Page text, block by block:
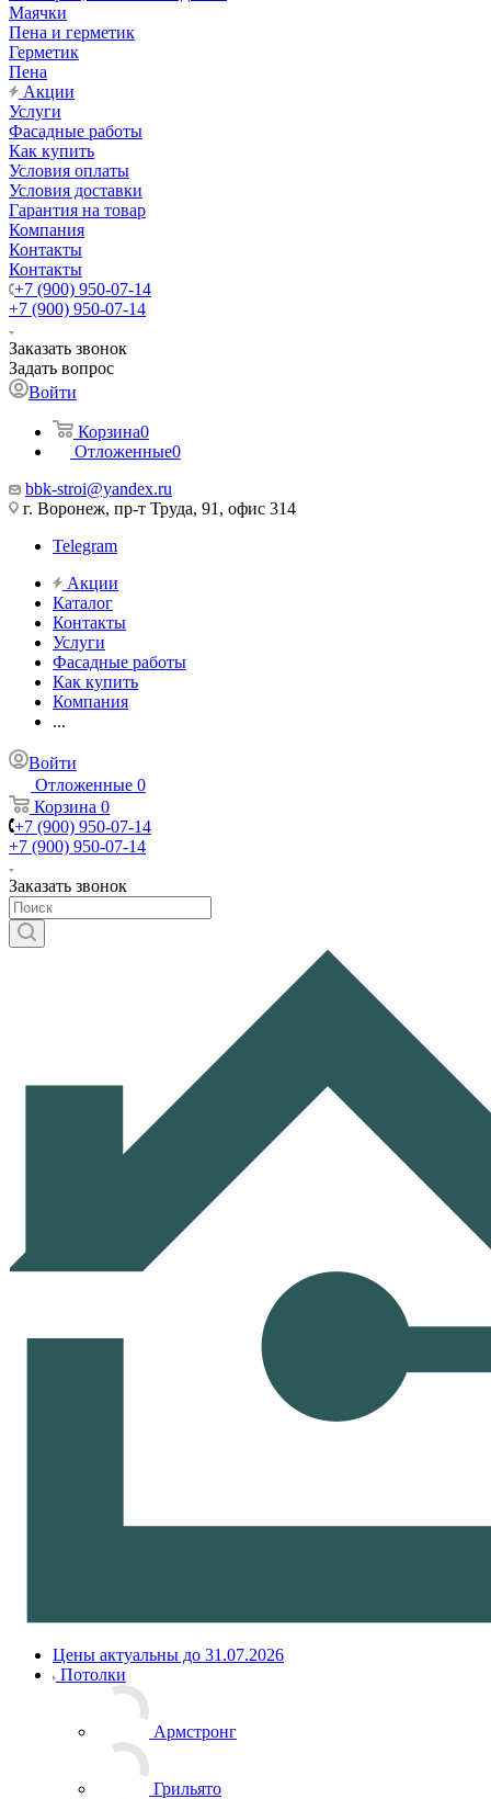
Маячки
Пена и герметик
Герметик
Пена
Акции
Услуги
Фасадные работы
Как купить
Условия оплаты
Условия доставки
Гарантия на товар
Компания
Контакты
Контакты
+7 (900) 950-07-14
+7 (900) 950-07-14
Заказать звонок
Задать вопрос
Войти
Корзина0
Отложенные0
bbk-stroi@yandex.ru
г. Воронеж, пр-т Труда, 91, офис 314
Telegram
Акции
Каталог
Контакты
Услуги
Фасадные работы
Как купить
Компания
...
Войти
Отложенные 0
Корзина 0
+7 (900) 950-07-14
+7 (900) 950-07-14
Заказать звонок
Цены актуальны до 31.07.2026
Потолки
Армстронг
Грильято